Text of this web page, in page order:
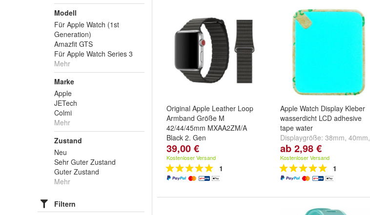
Modell
Für Apple Watch (1st
Generation)
Amazfit GTS
Für Apple Watch Series 3
Mehr
Marke
Apple
JETech
Colmi
Mehr
Zustand
Neu
Sehr Guter Zustand
Guter Zustand
Mehr
Filtern
Original Apple Leather Loop
Armband Größe M
42/44/45mm MXAA2ZM/A
Black 2. Gen
39,00 €
Kostenloser Versand
1
Apple Watch Display Kleber
wasserdicht LCD adhesive
tape water
Displaygröße: 38mm, 40mm,
41mm und weitere ...
ab 2,98 €
Kostenloser Versand
1